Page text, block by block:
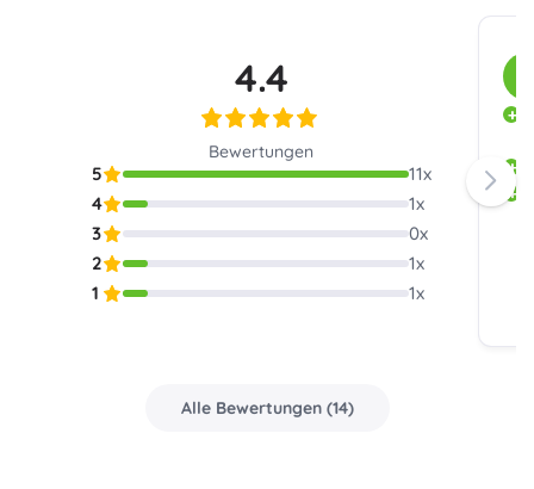
4.4
Bewertungen
5 11x
4
1x
3
0x
2
1x
1
1x
Alle Bewertungen(14)